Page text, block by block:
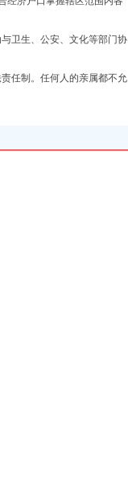
卫生、公安、文化等部门协
任制。任何人的亲属都不允